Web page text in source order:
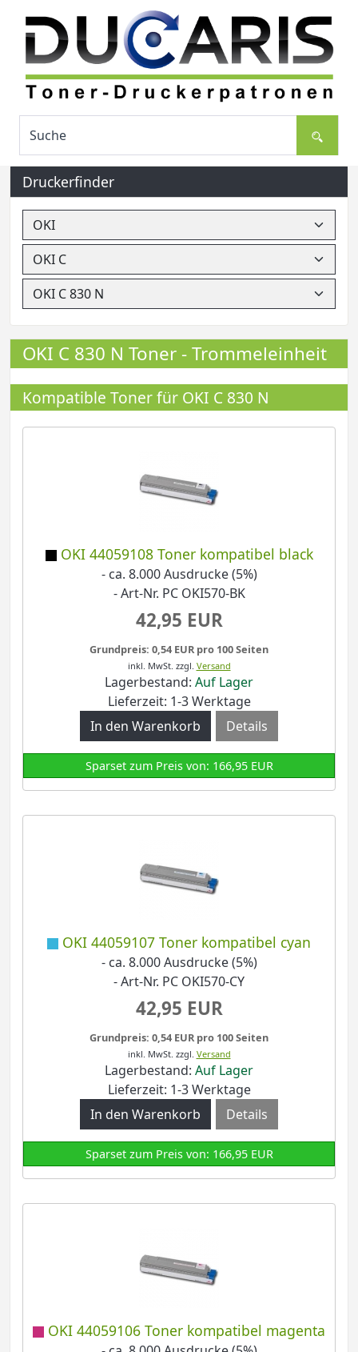
Druckerfinder
OKI C 830 N Toner - Trommeleinheit
Kompatible Toner für OKI C 830 N
OKI 44059108 Toner kompatibel black
- ca. 8.000 Ausdrucke (5%)
- Art-Nr. PC OKI570-BK
42,95 EUR
Grundpreis: 0,54 EUR pro 100 Seiten
inkl. MwSt. zzgl. Versand
Lagerbestand: Auf Lager
Lieferzeit: 1-3 Werktage
Details
Sparset zum Preis von: 166,95 EUR
OKI 44059107 Toner kompatibel cyan
- ca. 8.000 Ausdrucke (5%)
- Art-Nr. PC OKI570-CY
42,95 EUR
Grundpreis: 0,54 EUR pro 100 Seiten
inkl. MwSt. zzgl. Versand
Lagerbestand: Auf Lager
Lieferzeit: 1-3 Werktage
Details
Sparset zum Preis von: 166,95 EUR
OKI 44059106 Toner kompatibel magenta